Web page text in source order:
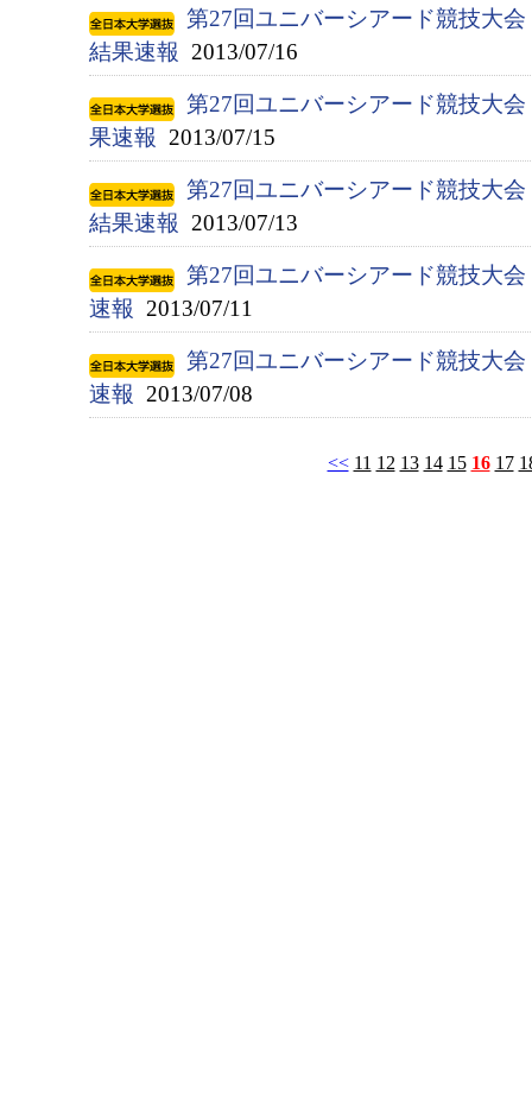
第27回ユニバーシアード競技大
結果速報 2013/07/16
第27回ユニバーシアード競技大
果速報 2013/07/15
第27回ユニバーシアード競技大
結果速報 2013/07/13
第27回ユニバーシアード競技大
速報 2013/07/11
第27回ユニバーシアード競技大
速報 2013/07/08
<< 11 12 13 14 15 16 17